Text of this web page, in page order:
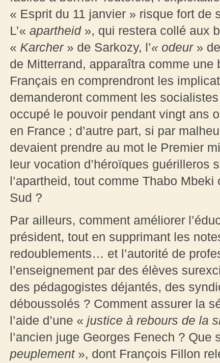
« Esprit du 11 janvier » risque fort
L’« apartheid», qui restera collé aux
« Karcher» de Sarkozy, l’« odeur»
de Mitterrand, apparaîtra comme une
Français en comprendront les
demanderont comment les
occupé le pouvoir pendant vingt ans
en France ; d’autre part, si par
devaient prendre au mot le Premier
leur vocation d’héroïques guérilleros
l’apartheid, tout comme Thabo
Sud ?
Par ailleurs, comment améliorer
président, tout en supprimant les
redoublements… et l’autorité de
l’enseignement par des élèves
des pédagogistes déjantés, des
déboussolés ? Comment assurer la
l’aide d’une « justice à rebours de la
l’ancien juge Georges Fenech ?
peuplement», dont François Fillon